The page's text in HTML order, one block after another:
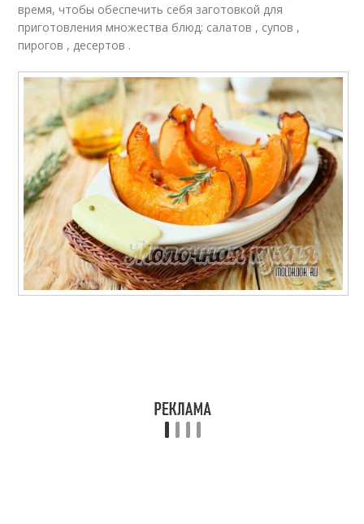
время, чтобы обеспечить себя заготовкой для
приготовления множества блюд: салатов , супов ,
пирогов , десертов .